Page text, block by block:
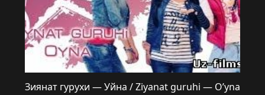
Зиянат гурухи — Уйна / Ziyanat guruhi — O’yna